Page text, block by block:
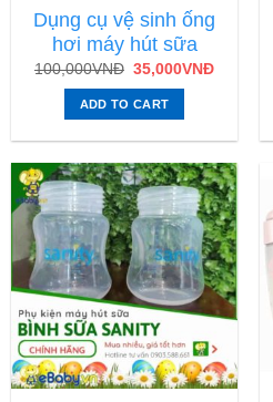
Dụng cụ vệ sinh ống
hơi máy hút sữa
100,000VNĐ 35,000VNĐ
ADD TO CART